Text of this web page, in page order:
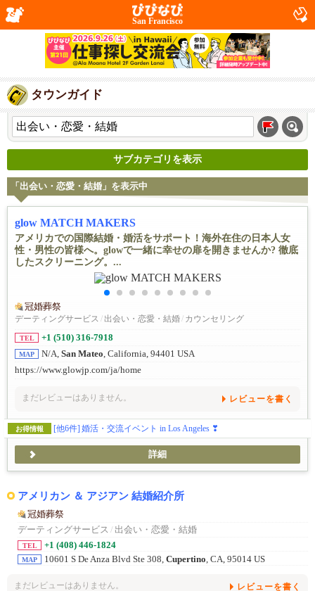
San Francisco
タウンガイド
サブカテゴリを表示
「出会い・恋愛・結婚」を表示中
glow MATCH MAKERS
アメリカでの国際結婚・婚活をサポート！海外在住の日本人女
性・男性の皆様へ。glowで一緒に幸せの扉を開きませんか? 徹底
したスクリーニング。...
冠婚葬祭
デーティングサービス /出会い・恋愛・結婚/ カウンセリング
TEL +1 (510) 316-7918
MAP N/A, San Mateo, California, 94401 USA
https://www.glowjp.com/ja/home
まだレビューはありません。 レビューを書く
お得情報 [他6件] 婚活・交流イベント in Los Angeles ❣
詳細
アメリカン ＆ アジアン 結婚紹介所
冠婚葬祭
デーティングサービス / 出会い・恋愛・結婚
TEL +1 (408) 446-1824
MAP 10601 S De Anza Blvd Ste 308, Cupertino, CA, 95014 US
まだレビューはありません。 レビューを書く